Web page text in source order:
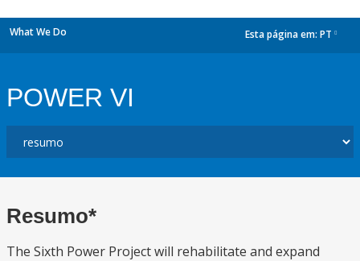
What We Do Esta página em: PT
POWER VI
Resumo*
The Sixth Power Project will rehabilitate and expand